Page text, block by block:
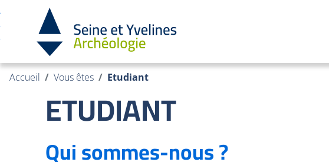
Aller
au
contenu
Aller
à
la
recherche
Accueil Vous êtes Etudiant
ETUDIANT
Qui sommes-nous ?
Cookies et traceurs utilisés sur ce site.